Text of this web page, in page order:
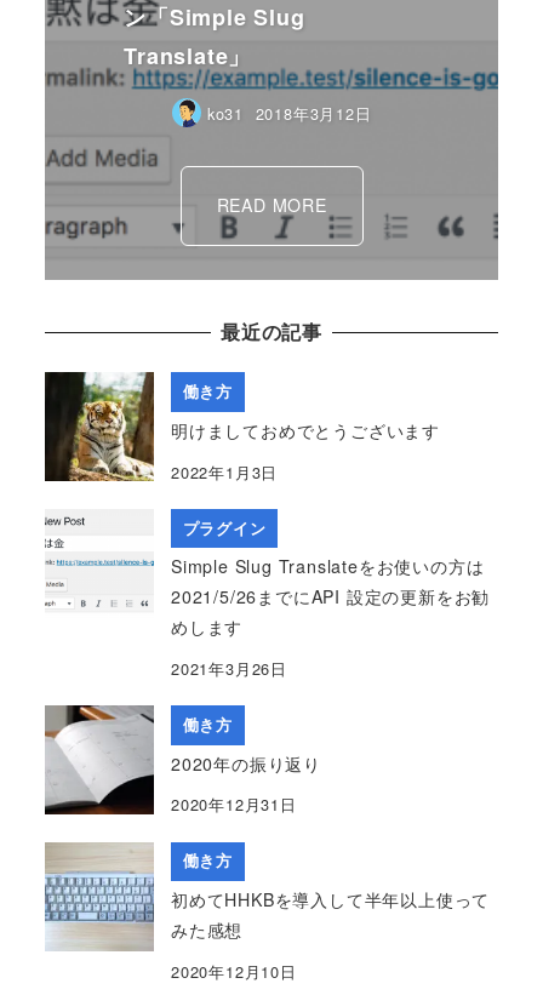
ン「Simple Slug
Translate」
ko31 2018年3月12日
READ MORE
最近の記事
働き方
明けましておめでとうございます
2022年1月3日
プラグイン
Simple Slug Translateをお使いの方は
2021/5/26までにAPI 設定の更新をお勧
めします
2021年3月26日
働き方
2020年の振り返り
2020年12月31日
働き方
初めてHHKBを導入して半年以上使って
みた感想
2020年12月10日